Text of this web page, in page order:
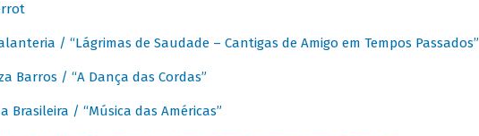
/ “Lágrimas de Saudade – Cantigas de Amigo em Tempos Passados”
Barros / “A Dança das Cordas”
Brasileira / “Música das Américas”